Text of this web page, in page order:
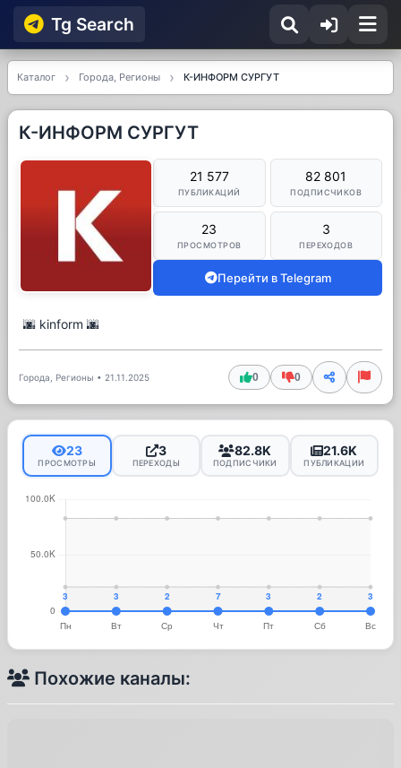
Tg Searсh
Каталог Города, Регионы К-ИНФОРМ СУРГУТ
К-ИНФОРМ СУРГУТ
21 577
ПУБЛИКАЦИЙ
82 801
ПОДПИСЧИКОВ
23
ПРОСМОТРОВ
3
ПЕРЕХОДОВ
Перейти в Telegram
🌆 kinform 🌆
Города, Регионы • 21.11.2025 0 0
23
ПРОСМОТРЫ
3
ПЕРЕХОДЫ
82.8K
ПОДПИСЧИКИ
21.6K
ПУБЛИКАЦИИ
Похожие каналы: